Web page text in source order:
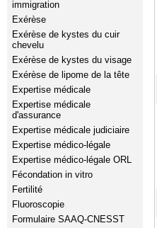
immigration
Exérèse
Exérèse de kystes du cuir
chevelu
Exérèse de kystes du visage
Exérèse de lipome de la tête
Expertise médicale
Expertise médicale
d'assurance
Expertise médicale judiciaire
Expertise médico-légale
Expertise médico-légale ORL
Fécondation in vitro
Fertilité
Fluoroscopie
Formulaire SAAQ-CNESST